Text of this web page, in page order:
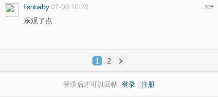
fishbaby 07-08 10:29 20#
乐观了点
1 2
登录后才可以回帖 登录 | 注册